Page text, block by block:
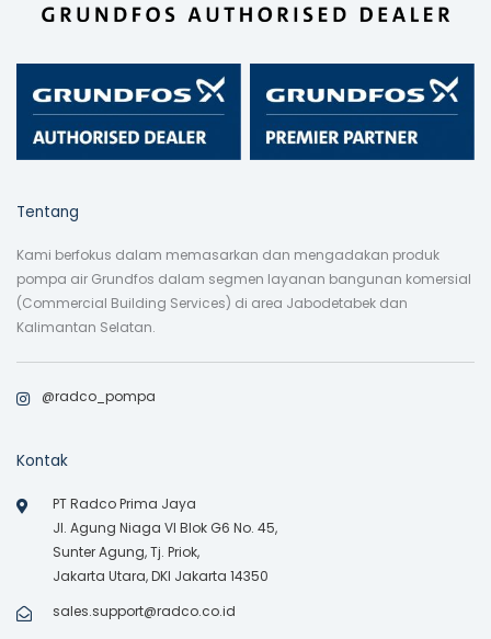
Tentang
Kami berfokus dalam memasarkan dan mengadakan produk
pompa air Grundfos dalam segmen layanan bangunan komersial
(Commercial Building Services) di area Jabodetabek dan
Kalimantan Selatan.
@radco_pompa
Kontak
PT Radco Prima Jaya
Jl. Agung Niaga VI Blok G6 No. 45,
Sunter Agung, Tj. Priok,
Jakarta Utara, DKI Jakarta 14350
sales.support@radco.co.id